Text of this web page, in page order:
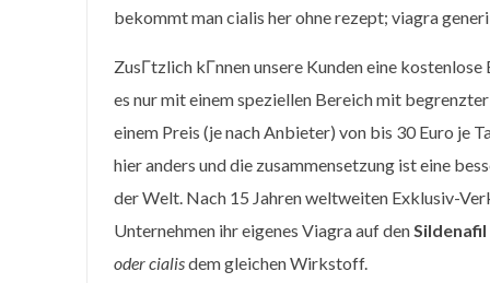
bekommt man cialis her ohne rezept; viagra
ZusГtzlich kГnnen unsere Kunden eine
es nur mit einem speziellen Bereich mit
einem Preis (je nach Anbieter) von bis 30 Euro je
hier anders und die zusammensetzung ist eine
der Welt. Nach 15 Jahren weltweiten Exklusiv-
Unternehmen ihr eigenes Viagra auf den
oder cialisdem gleichen Wirkstoff.